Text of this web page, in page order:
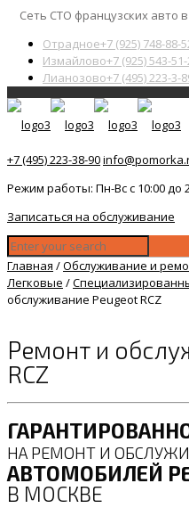
Сеть СТО французских авто
Отрадное+7 (925) 748-88-
Измайлово+7 (925) 543-
Лианозово+7 (495) 223-3-
+7 (495) 223-38-90
Режим работы: Пн-Вс с 10:00 до
Записаться на обслуживание
Главная /Обслуживание и
Легковые /
обслуживание Peugeot RCZ
Ремонт и
RCZ
НА РЕМОНТ И
АВТОМОБИЛЕЙ
В МОСКВЕ